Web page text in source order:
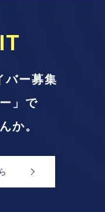
バー募集
」で
か。